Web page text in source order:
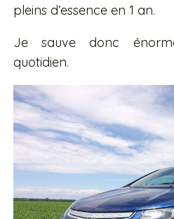
pleins d’essence en 1 an.
Je sauve donc
quotidien.